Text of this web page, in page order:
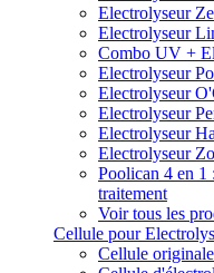
Electrolyseur
Electrolyseur
Combo UV +
Electrolyseur
Electrolyseur
Electrolyseur
Electrolyseur
Electrolyseur
Poolican 4 en 1
traitement
Voir tous les
Cellule pour
Cellule